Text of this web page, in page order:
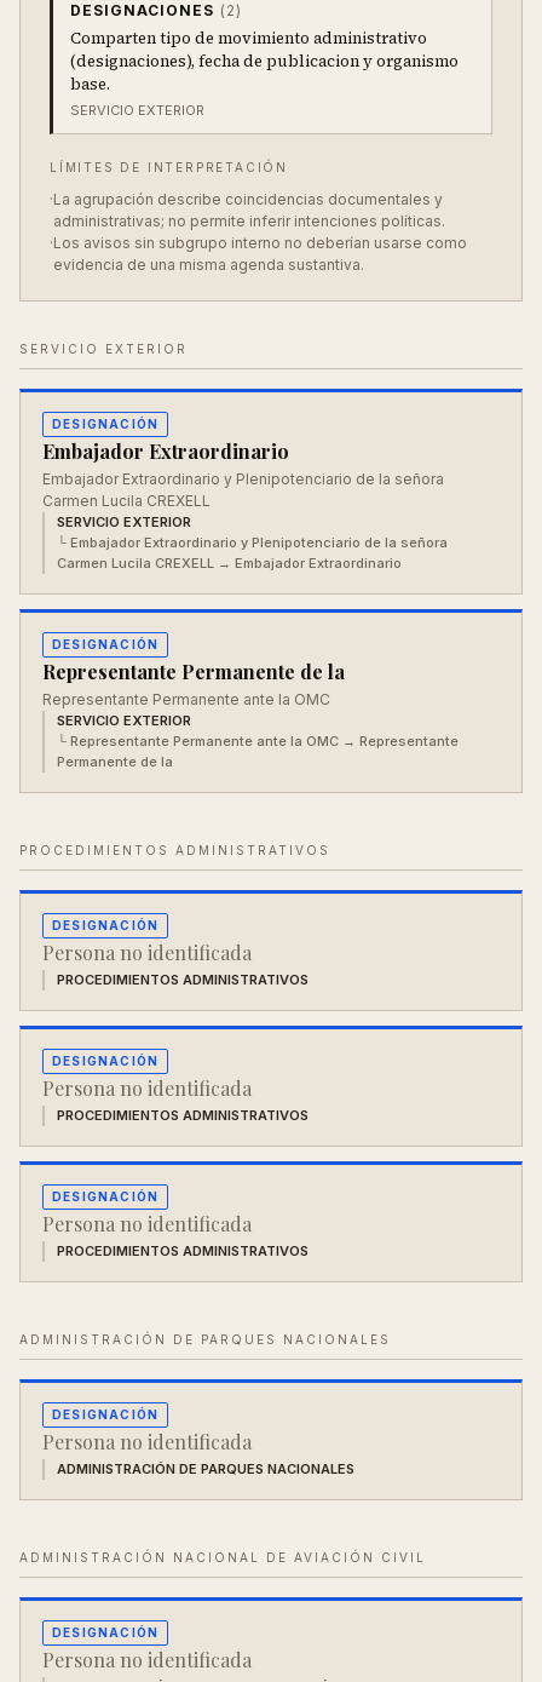
DESIGNACIONES ( 2)
Comparten tipo de movimiento administrativo
(designaciones), fecha de publicacion y organismo
base.
SERVICIO EXTERIOR
LÍMITES DE INTERPRETACIÓN
·La agrupación describe coincidencias documentales y
administrativas; no permite inferir intenciones políticas.
·Los avisos sin subgrupo interno no deberían usarse como
evidencia de una misma agenda sustantiva.
SERVICIO EXTERIOR
DESIGNACIÓN
Embajador Extraordinario
Embajador Extraordinario y Plenipotenciario de la señora
Carmen Lucila CREXELL
SERVICIO EXTERIOR
└ Embajador Extraordinario y Plenipotenciario de la señora
Carmen Lucila CREXELL → Embajador Extraordinario
DESIGNACIÓN
Representante Permanente de la
Representante Permanente ante la OMC
SERVICIO EXTERIOR
└ Representante Permanente ante la OMC → Representante
Permanente de la
PROCEDIMIENTOS ADMINISTRATIVOS
DESIGNACIÓN
Persona no identificada
PROCEDIMIENTOS ADMINISTRATIVOS
DESIGNACIÓN
Persona no identificada
PROCEDIMIENTOS ADMINISTRATIVOS
DESIGNACIÓN
Persona no identificada
PROCEDIMIENTOS ADMINISTRATIVOS
ADMINISTRACIÓN DE PARQUES NACIONALES
DESIGNACIÓN
Persona no identificada
ADMINISTRACIÓN DE PARQUES NACIONALES
ADMINISTRACIÓN NACIONAL DE AVIACIÓN CIVIL
DESIGNACIÓN
Persona no identificada